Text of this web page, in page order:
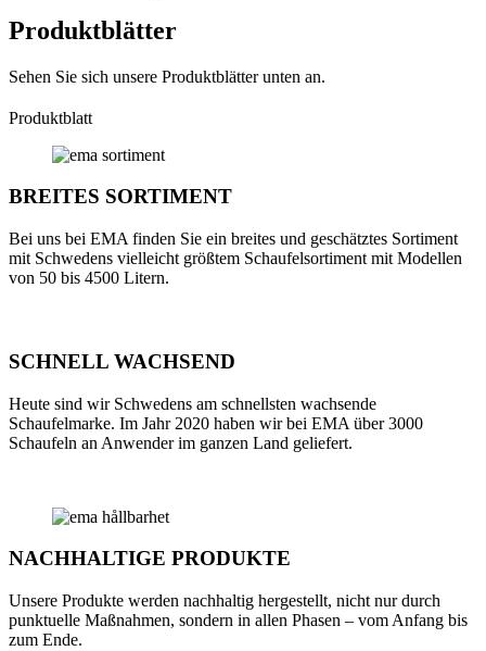
Produktblätter
Sehen Sie sich unsere Produktblätter unten an.
Produktblatt
BREITES SORTIMENT
Bei uns bei EMA finden Sie ein breites und geschätztes Sortiment
mit Schwedens vielleicht größtem Schaufelsortiment mit Modellen
von 50 bis 4500 Litern.
SCHNELL WACHSEND
Heute sind wir Schwedens am schnellsten wachsende
Schaufelmarke. Im Jahr 2020 haben wir bei EMA über 3000
Schaufeln an Anwender im ganzen Land geliefert.
NACHHALTIGE PRODUKTE
Unsere Produkte werden nachhaltig hergestellt, nicht nur durch
punktuelle Maßnahmen, sondern in allen Phasen – vom Anfang bis
zum Ende.